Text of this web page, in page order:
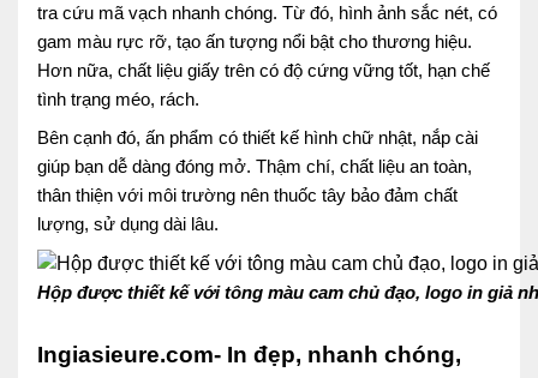
tra cứu mã vạch nhanh chóng. Từ đó, hình ảnh sắc nét, có
gam màu rực rỡ, tạo ấn tượng nổi bật cho thương hiệu.
Hơn nữa, chất liệu giấy trên có độ cứng vững tốt, hạn chế
tình trạng méo, rách.
Bên cạnh đó, ấn phẩm có thiết kế hình chữ nhật, nắp cài
giúp bạn dễ dàng đóng mở. Thậm chí, chất liệu an toàn,
thân thiện với môi trường nên thuốc tây bảo đảm chất
lượng, sử dụng dài lâu.
Hộp được thiết kế với tông màu cam chủ đạo, logo in giả
Ingiasieure.com- In đẹp, nhanh chóng,